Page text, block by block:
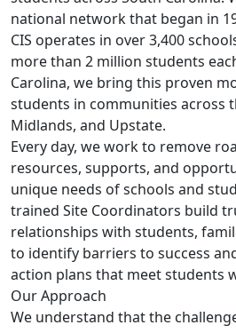
national network that began in
CIS operates in over 3,400
more than 2 million students
Carolina, we bring this proven
students in communities across
Midlands, and Upstate.
Every day, we work to remove
resources, supports, and
unique needs of schools and
trained Site Coordinators build
relationships with students,
to identify barriers to success
action plans that meet students
Our Approach
We understand that the